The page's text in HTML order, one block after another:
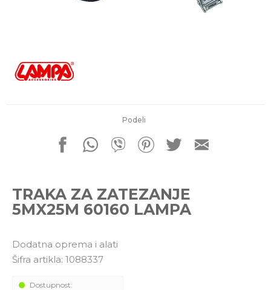
Podeli
TRAKA ZA ZATEZANJE
5MX25M 60160 LAMPA
Dodatna oprema i alati
Šifra artikla: 1088337
Dostupnost:
011 4427900
Pišite nam
office@kitcommerce.rs